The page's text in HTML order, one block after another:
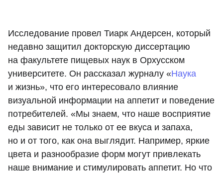
Исследование провел Тиарк Андерсен, который
недавно защитил докторскую диссертацию
на факультете пищевых наук в Орхусском
университете. Он рассказал журналу «Наука
и жизнь», что его интересовало влияние
визуальной информации на аппетит и поведение
потребителей. «Мы знаем, что наше восприятие
еды зависит не только от ее вкуса и запаха,
но и от того, как она выглядит. Например, яркие
цвета и разнообразие форм могут привлекать
наше внимание и стимулировать аппетит. Но что